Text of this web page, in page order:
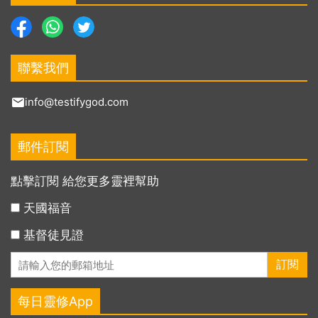
聯繫我們
info@testifygod.com
郵件訂閱
點擊訂閱 給您更多靈裡幫助
天國福音
基督徒見證
每日靈修App